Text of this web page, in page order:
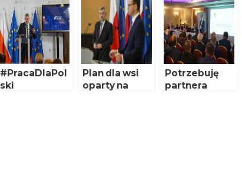
#PracaDlaPol
ski
Plan dla wsi
oparty na
Potrzebuję
partnera